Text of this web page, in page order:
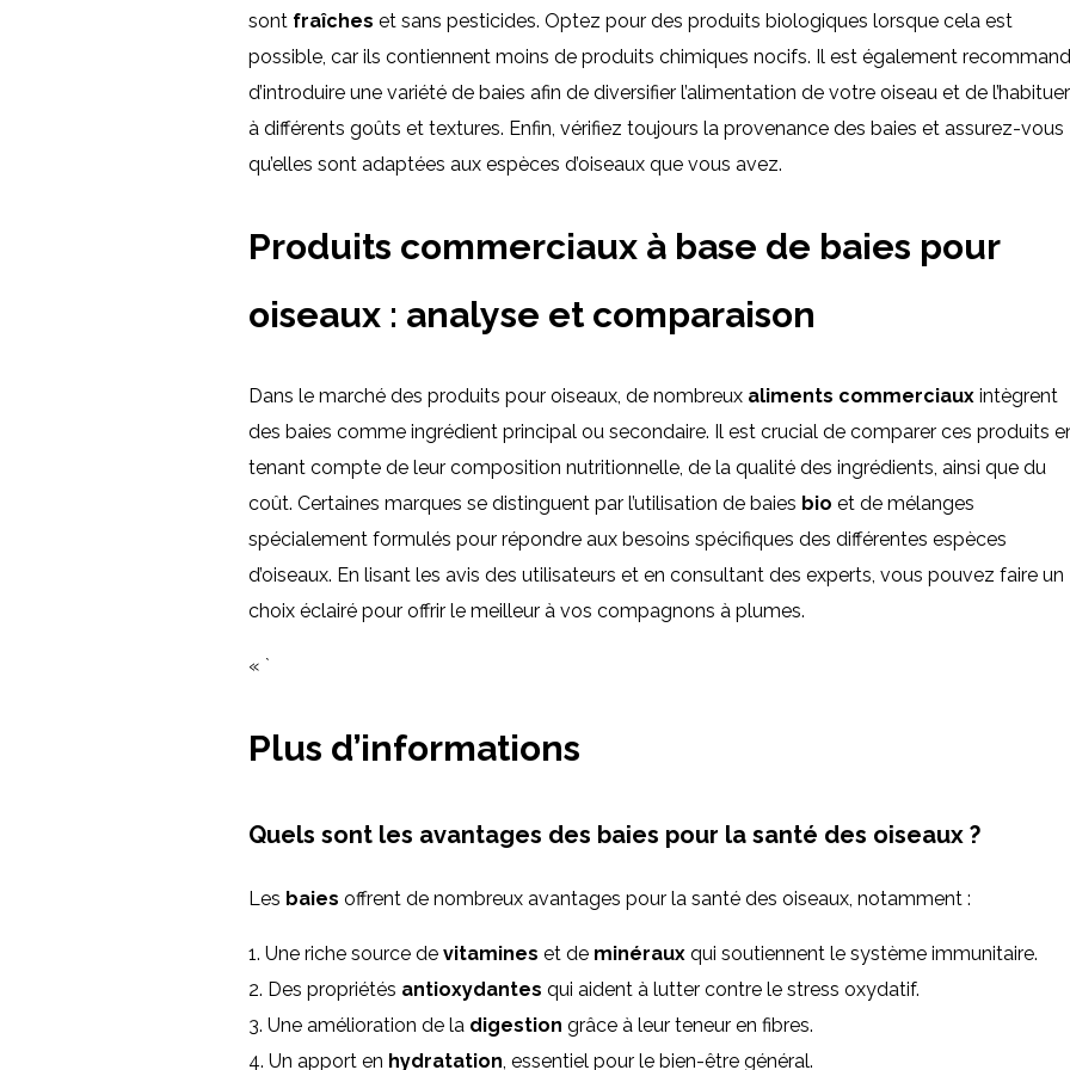
sont fraîches et sans pesticides. Optez pour des produits biologiques lorsque cela est
possible, car ils contiennent moins de produits chimiques nocifs. Il est également
d’introduire une variété de baies afin de diversifier l’alimentation de votre oiseau et de l’habituer
à différents goûts et textures. Enfin, vérifiez toujours la provenance des baies et assurez-vous
qu’elles sont adaptées aux espèces d’oiseaux que vous avez.
Produits commerciaux à base de baies pour
oiseaux : analyse et comparaison
Dans le marché des produits pour oiseaux, de nombreux aliments commerciaux intègrent
des baies comme ingrédient principal ou secondaire. Il est crucial de comparer ces produits
tenant compte de leur composition nutritionnelle, de la qualité des ingrédients, ainsi que du
coût. Certaines marques se distinguent par l’utilisation de baies bio et de mélanges
spécialement formulés pour répondre aux besoins spécifiques des différentes espèces
d’oiseaux. En lisant les avis des utilisateurs et en consultant des experts, vous pouvez faire un
choix éclairé pour offrir le meilleur à vos compagnons à plumes.
« `
Plus d’informations
Quels sont les avantages des baies pour la santé des oiseaux ?
Les baies offrent de nombreux avantages pour la santé des oiseaux, notamment :
1. Une riche source de vitamines et de minéraux qui soutiennent le système immunitaire.
2. Des propriétés antioxydantes qui aident à lutter contre le stress oxydatif.
3. Une amélioration de la digestion grâce à leur teneur en fibres.
4. Un apport en hydratation, essentiel pour le bien-être général.